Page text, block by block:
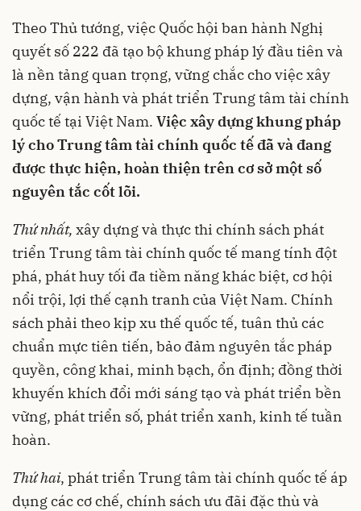
Theo Thủ tướng, việc Quốc hội ban hành Nghị
quyết số 222 đã tạo bộ khung pháp lý đầu tiên và
là nền tảng quan trọng, vững chắc cho việc xây
dựng, vận hành và phát triển Trung tâm tài chính
quốc tế tại Việt Nam. Việc xây dựng khung pháp
lý cho Trung tâm tài chính quốc tế đã và đang
được thực hiện, hoàn thiện trên cơ sở một số
nguyên tắc cốt lõi.
Thứ nhất, xây dựng và thực thi chính sách phát
triển Trung tâm tài chính quốc tế mang tính đột
phá, phát huy tối đa tiềm năng khác biệt, cơ hội
nổi trội, lợi thế cạnh tranh của Việt Nam. Chính
sách phải theo kịp xu thế quốc tế, tuân thủ các
chuẩn mực tiên tiến, bảo đảm nguyên tắc pháp
quyền, công khai, minh bạch, ổn định; đồng thời
khuyến khích đổi mới sáng tạo và phát triển bền
vững, phát triển số, phát triển xanh, kinh tế tuần
hoàn.
Thứ hai, phát triển Trung tâm tài chính quốc tế áp
dụng các cơ chế, chính sách ưu đãi đặc thù và